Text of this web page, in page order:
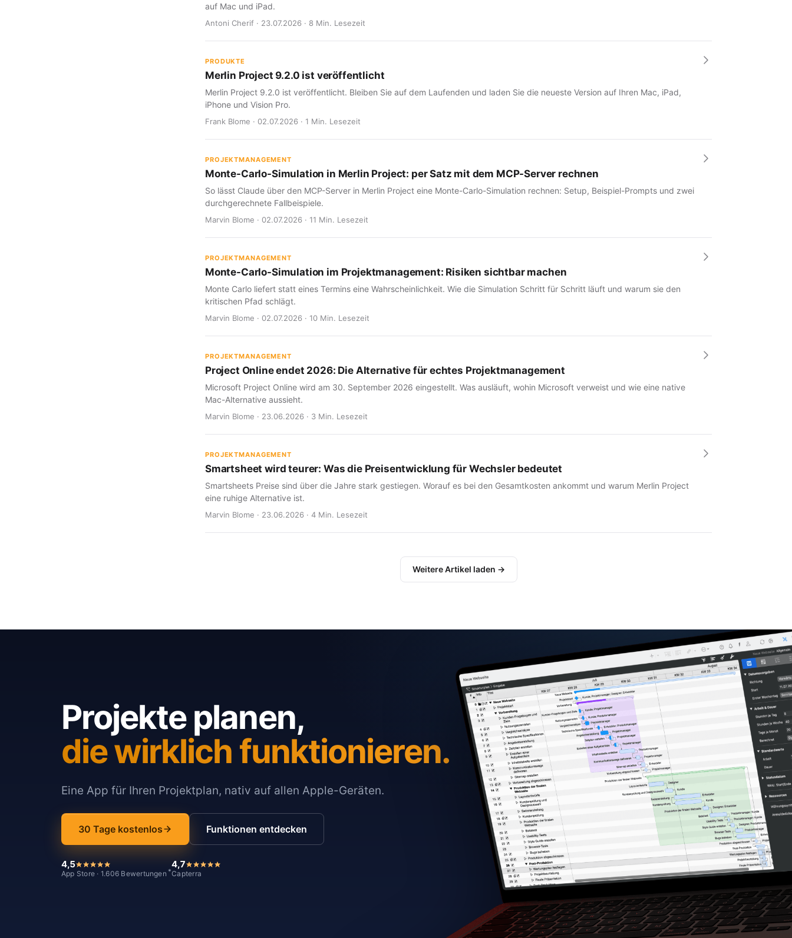
auf Mac und iPad.
Antoni Cherif · 23.07.2026 · 8 Min. Lesezeit
PRODUKTE
Merlin Project 9.2.0 ist veröffentlicht
Merlin Project 9.2.0 ist veröffentlicht. Bleiben Sie auf dem Laufenden und laden Sie die neueste Version auf Ihren Mac, iPad,
iPhone und Vision Pro.
Frank Blome · 02.07.2026 · 1 Min. Lesezeit
PROJEKTMANAGEMENT
Monte-Carlo-Simulation in Merlin Project: per Satz mit dem MCP-Server rechnen
So lässt Claude über den MCP-Server in Merlin Project eine Monte-Carlo-Simulation rechnen: Setup, Beispiel-Prompts und zwei
durchgerechnete Fallbeispiele.
Marvin Blome · 02.07.2026 · 11 Min. Lesezeit
PROJEKTMANAGEMENT
Monte-Carlo-Simulation im Projektmanagement: Risiken sichtbar machen
Monte Carlo liefert statt eines Termins eine Wahrscheinlichkeit. Wie die Simulation Schritt für Schritt läuft und warum sie den
kritischen Pfad schlägt.
Marvin Blome · 02.07.2026 · 10 Min. Lesezeit
PROJEKTMANAGEMENT
Project Online endet 2026: Die Alternative für echtes Projektmanagement
Microsoft Project Online wird am 30. September 2026 eingestellt. Was ausläuft, wohin Microsoft verweist und wie eine native
Mac-Alternative aussieht.
Marvin Blome · 23.06.2026 · 3 Min. Lesezeit
PROJEKTMANAGEMENT
Smartsheet wird teurer: Was die Preisentwicklung für Wechsler bedeutet
Smartsheets Preise sind über die Jahre stark gestiegen. Worauf es bei den Gesamtkosten ankommt und warum Merlin Project
eine ruhige Alternative ist.
Marvin Blome · 23.06.2026 · 4 Min. Lesezeit
Weitere Artikel laden →
Projekte planen,
die wirklich funktionieren.
Eine App für Ihren Projektplan, nativ auf allen Apple-Geräten.
30 Tage kostenlos Funktionen entdecken
4,5
App Store · 1.606 Bewertungen *
4,7
Capterra